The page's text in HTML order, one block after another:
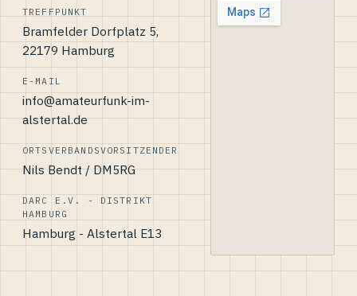
TREFFPUNKT
Bramfelder Dorfplatz 5,
22179 Hamburg
E-MAIL
info@amateurfunk-im-
alstertal.de
ORTSVERBANDSVORSITZENDER
Nils Bendt / DM5RG
DARC E.V. - DISTRIKT
HAMBURG
Hamburg - Alstertal E13